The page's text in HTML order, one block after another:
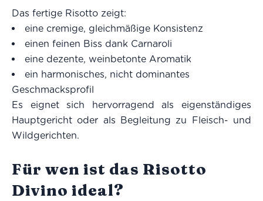
Das fertige Risotto zeigt:
eine cremige, gleichmäßige Konsistenz
einen feinen Biss dank Carnaroli
eine dezente, weinbetonte Aromatik
ein harmonisches, nicht dominantes
Geschmacksprofil
Es eignet sich hervorragend als eigenständiges
Hauptgericht oder als Begleitung zu Fleisch- und
Wildgerichten.
Für wen ist das Risotto
Divino ideal?